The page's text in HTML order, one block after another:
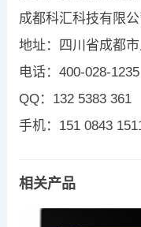
成都科汇科技有限公
地址：四川省成都
电话：400-028-1235
QQ：132 5383 361
手机：151 0843
相关产品